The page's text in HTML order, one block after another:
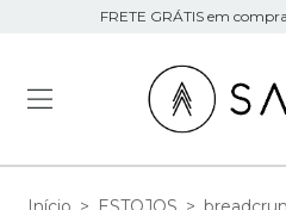
FRETE GRÁTIS em